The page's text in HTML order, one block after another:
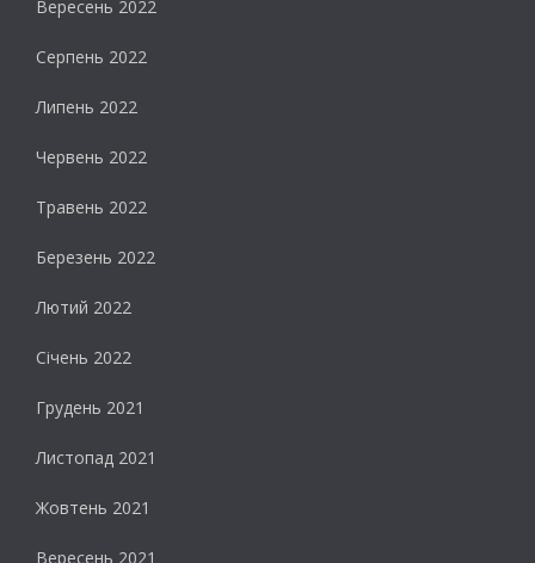
Вересень 2022
Серпень 2022
Липень 2022
Червень 2022
Травень 2022
Березень 2022
Лютий 2022
Січень 2022
Грудень 2021
Листопад 2021
Жовтень 2021
Вересень 2021